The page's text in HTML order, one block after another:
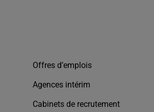
Offres d’emplois
Agences intérim
Cabinets de recrutement